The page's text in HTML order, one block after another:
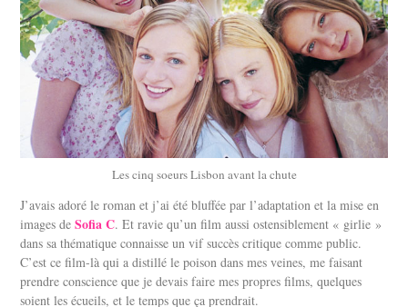
Les cinq soeurs Lisbon avant la chute
J’avais adoré le roman et j’ai été bluffée par l’adaptation et la mise en
images deSofia C. Et ravie qu’un film aussi ostensiblement « girlie »
dans sa thématique connaisse un vif succès critique comme public.
C’est ce film-là qui a distillé le poison dans mes veines, me faisant
prendre conscience que je devais faire mes propres films, quelques
soient les écueils, et le temps que ça prendrait.